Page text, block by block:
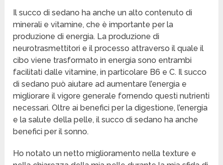
Il succo di sedano ha anche un alto contenuto di
minerali e vitamine, che è importante per la
produzione di energia. La produzione di
neurotrasmettitori e il processo attraverso il quale il
cibo viene trasformato in energia sono entrambi
facilitati dalle vitamine, in particolare B6 e C. Il succo
di sedano può aiutare ad aumentare l’energia e
migliorare il vigore generale fornendo questi nutrienti
necessari. Oltre ai benefici per la digestione, l’energia
e la salute della pelle, il succo di sedano ha anche
benefici per il sonno.
Ho notato un netto miglioramento nella texture e